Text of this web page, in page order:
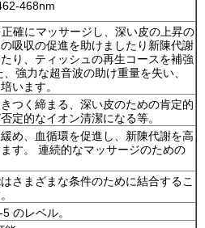
468nm
確にマッサージし、深い皮の上昇の
吸収の促進を助けましたり新陳代謝
り、ティッシュの再生コースを補強
、強力な超音波の助け重量を失い、
います。
つく締まる、深い皮のための肯定的
定的なイオン清潔になる等。
め、血循環を促進し、新陳代謝を高
す。 連続的なマッサージのための
さまざまな条件のために結合するこ
のレベル。